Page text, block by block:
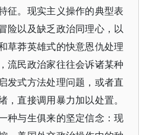
征。现实主义操作的典型表
险以及缺乏政治同理心，以
草莽英雄式的快意恩仇处理
流民政治家往往会诉诸某种
发式方法处理问题，或者直
直接调用暴力加以处置。
种与生俱来的坚定信念：现